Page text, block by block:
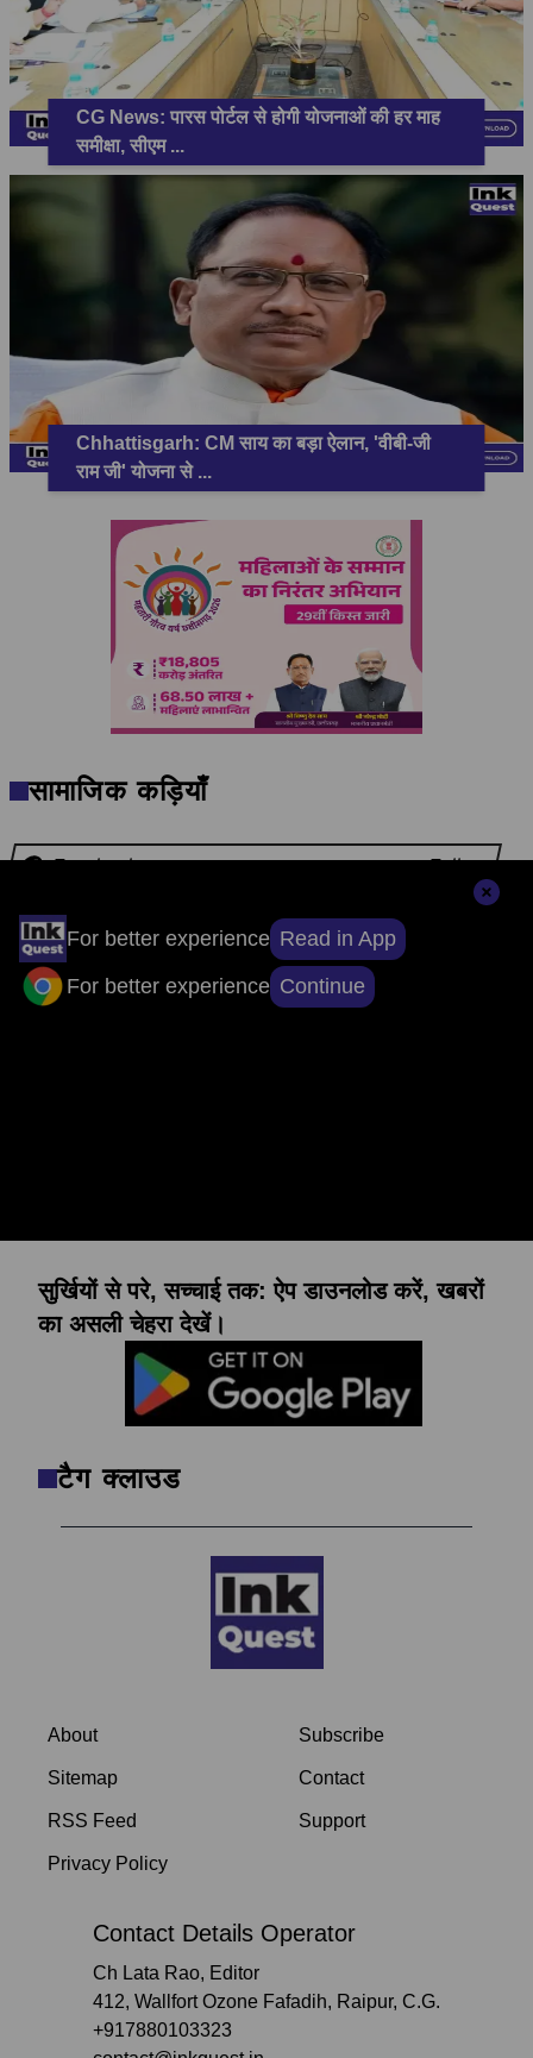
For better experience Read in App
For better experience Continue
CG News: पारस पोर्टल से होगी योजनाओं की हर माह
समीक्षा, सीएम...
Chhattisgarh: CM साय का बड़ा ऐलान, 'वीबी-जी
राम जी' योजना से...
सामाजिक कड़ियाँ
Facebook Follow
Twitter Follow
Instagram
सुर्खियों से परे, सच्चाई तक: ऐप डाउनलोड करें, खबरों
का असली चेहरा देखें।
टैग क्लाउड
About
Sitemap
RSS Feed
Privacy Policy
Subscribe
Contact
Support
Contact Details Operator
Ch Lata Rao, Editor
412, Wallfort Ozone Fafadih, Raipur, C.G.
+917880103323